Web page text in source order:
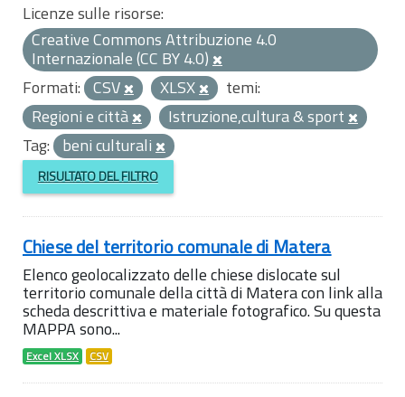
Licenze sulle risorse:
Creative Commons Attribuzione 4.0
Internazionale (CC BY 4.0)
Formati: CSV XLSX
temi:
Regioni e città
Istruzione,cultura & sport
Tag: beni culturali
RISULTATO DEL FILTRO
Chiese del territorio comunale di Matera
Elenco geolocalizzato delle chiese dislocate sul
territorio comunale della città di Matera con link alla
scheda descrittiva e materiale fotografico. Su questa
MAPPA sono...
Excel XLSX CSV